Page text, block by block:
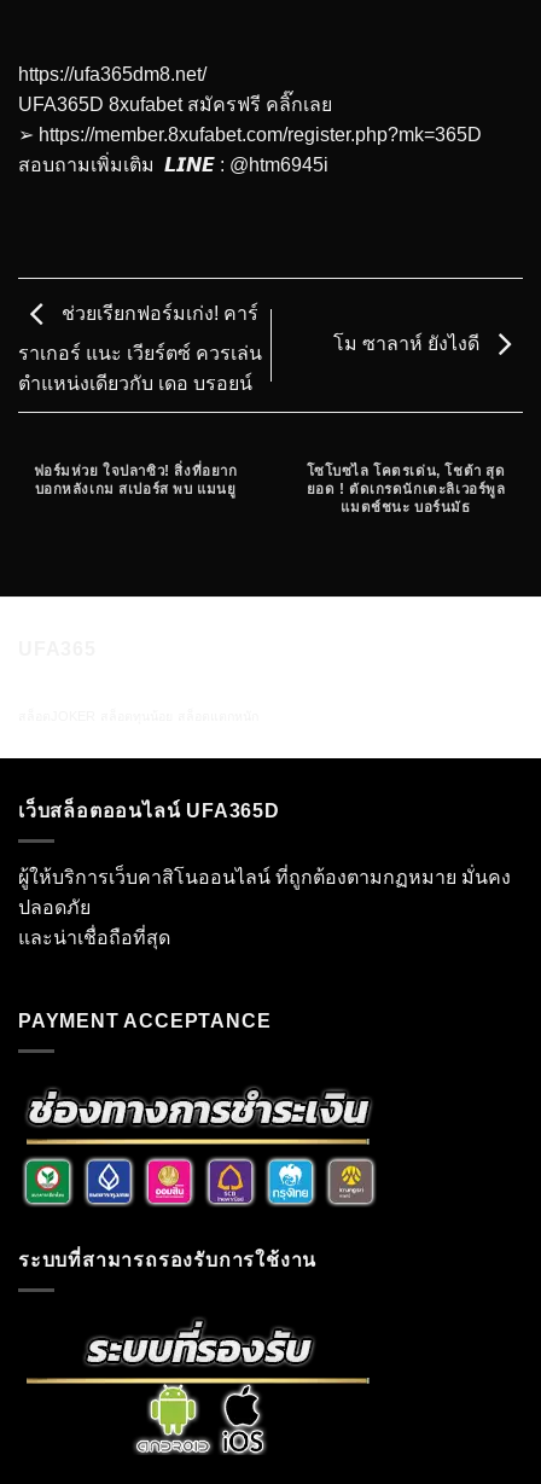
https://ufa365dm8.net/
UFA365D 8xufabet สมัครฟรี คลิ๊กเลย
➢ https://member.8xufabet.com/register.php?mk=365D
สอบถามเพิ่มเติม 𝙇𝙄𝙉𝙀 : @htm6945i
ช่วยเรียกฟอร์มเก่ง! คาร์
ราเกอร์ แนะ เวียร์ตซ์ ควรเล่น
ตำแหน่งเดียวกับ เดอ บรอยน์
โม ซาลาห์ ยังไงดี
ฟอร์มห่วย ใจปลาซิว! สิ่งที่อยาก
บอกหลังเกม สเปอร์ส พบ แมนยู
โซโบซไล โคตรเด่น, โชต้า สุด
ยอด ! ตัดเกรดนักเตะลิเวอร์พูล
แมตช์ชนะ บอร์นมัธ
เว็บสล็อตออนไลน์ UFA365D
ผู้ให้บริการเว็บคาสิโนออนไลน์ ที่ถูกต้องตามกฏหมาย มั่นคง
ปลอดภัย
และน่าเชื่อถือที่สุด
PAYMENT ACCEPTANCE
ระบบที่สามารถรองรับการใช้งาน